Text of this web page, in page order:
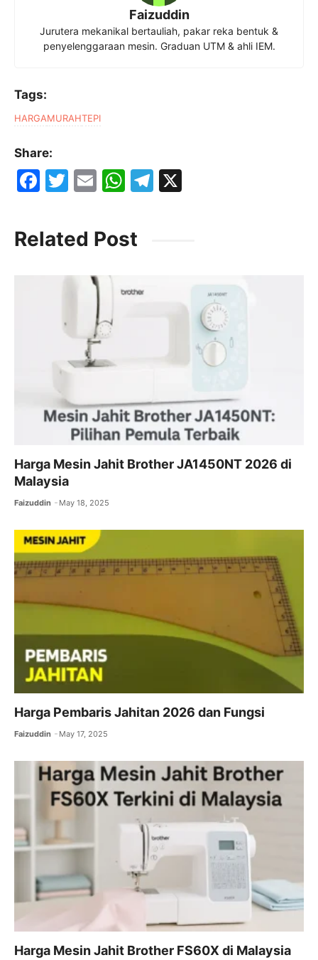
Faizuddin
Jurutera mekanikal bertauliah, pakar reka bentuk &
penyelenggaraan mesin. Graduan UTM & ahli IEM.
Tags:
HARGAMURAHTEPI
Share:
F
c
e
T
itt
er
E
ai
l
W
at
s
p
T
Related Post
Harga Mesin Jahit Brother JA1450NT 2026 di
Malaysia
Faizuddin May 18, 2025
Harga Pembaris Jahitan 2026 dan Fungsi
Faizuddin May 17, 2025
Harga Mesin Jahit Brother FS60X di Malaysia